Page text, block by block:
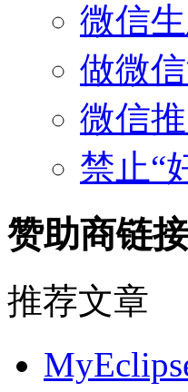
微信
做微
微信
禁止“
赞助商链
推荐文章